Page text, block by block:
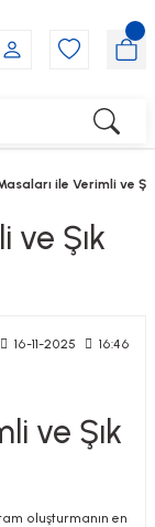
ile Verimli ve
ve Şık
16-11-2025 16:46
ve Şık
oluşturmanın en